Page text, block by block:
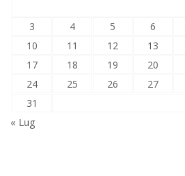
3
4 5 6
10
11 12 13
17
18 19 20
24
25 26 27
31
« Lug